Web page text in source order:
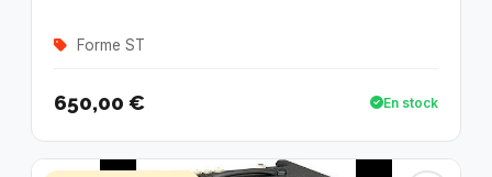
Forme ST
650,00 € En stock